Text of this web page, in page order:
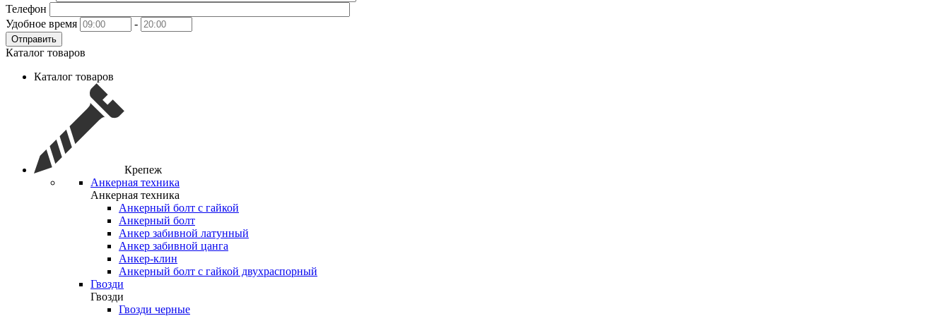
Телефон
Удобное время
-
Отправить
Каталог товаров
Каталог товаров
Крепеж
Анкерная техника
Анкерная техника
Анкерный болт с гайкой
Анкерный болт
Анкер забивной латунный
Анкер забивной цанга
Анкер-клин
Анкерный болт с гайкой двухраспорный
Гвозди
Гвозди
Гвозди черные